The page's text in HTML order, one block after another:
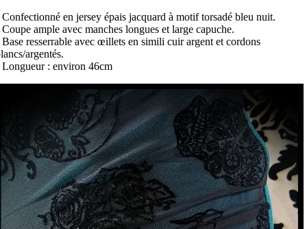
Confectionné en jersey épais jacquard à motif torsadé bleu nuit.
Coupe ample avec manches longues et large capuche.
Base resserrable avec œillets en simili cuir argent et cordons
argentés.
Longueur : environ 46cm